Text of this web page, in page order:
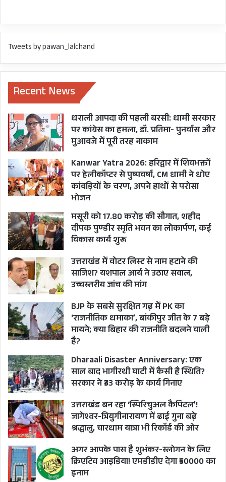
383,
चमोली में
238,
बागेश्वर में
215,
रुद्रप्रयाग में
193,
अल्मोड़ा में
187,पिथौरा
गढ़ में 178,
पौड़ी में 177,
129,
उत्तरकाशी
में 89 और
चंपावत में
हुई 48 नए
कोविड
पॉजिटिव
मरीजों की
पुष्टि.
Tweets by pawan_lalchand
Recent News
धराली आपदा की पहली बरसी: धामी सरकार
पर कांग्रेस का हमला, डॉ. प्रतिमा- पुनर्वास और
मुआवजे में पूरी तरह नाकाम
Kanwar Yatra 2026: हरिद्वार में शिवभक्तों
पर हेलीकॉप्टर से पुष्पवर्षा, CM धामी ने धोए
कांवड़ियों के चरण, अपने हाथों से परोसा
भोजन
मसूरी को 17.80 करोड़ की सौगात, शहीद
दीपक पुण्डीर स्मृति भवन का लोकार्पण, कई
विकास कार्य शुरू
उत्तराखंड में वोटर लिस्ट से नाम हटाने की
साजिश? यशपाल आर्य ने उठाए सवाल,
उच्चस्तरीय जांच की मांग
BJP के सबसे सुरक्षित गढ़ में PK का
‘राजनीतिक धमाका’, बांकीपुर जीत के 7 बड़े
मायने; क्या बिहार की राजनीति बदलने वाली
है?
Dharaali Disaster Anniversary: एक
साल बाद भागीरथी घाटी में कैसी है स्थिति?
सरकार ने ₹33 करोड़ के कार्य गिनाए
उत्तराखंड बन रहा ‘स्पिरिचुअल कैपिटल’!
जागेश्वर-त्रियुगीनारायण में ढाई गुना बढ़े
श्रद्धालु, चारधाम यात्रा भी रिकॉर्ड की ओर
अगर आपके पास है शुभंकर-स्लोगन के लिए
क्रिएटिव आइडिया! एमडीडीए देगा ₹50000 का
इनाम